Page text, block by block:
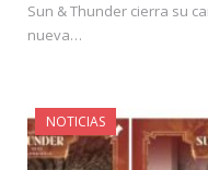
Sun & Thunder cierra su
nueva…
NOTICIAS